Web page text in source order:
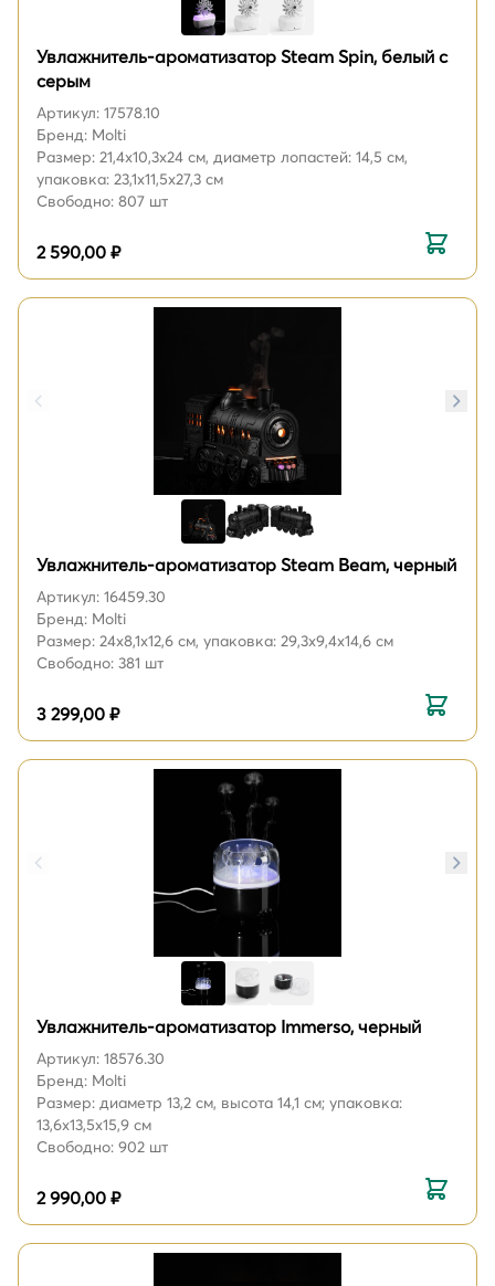
Увлажнитель-ароматизатор Steam Spin, белый с
серым
Артикул: 17578.10
Бренд: Molti
Размер: 21,4x10,3x24 см, диаметр лопастей: 14,5 см,
упаковка: 23,1x11,5x27,3 см
Свободно: 807 шт
2 590,00 ₽
Увлажнитель-ароматизатор Steam Beam, черный
Артикул: 16459.30
Бренд: Molti
Размер: 24x8,1x12,6 см, упаковка: 29,3x9,4x14,6 см
Свободно: 381 шт
3 299,00 ₽
Увлажнитель-ароматизатор Immerso, черный
Артикул: 18576.30
Бренд: Molti
Размер: диаметр 13,2 см, высота 14,1 см; упаковка:
13,6x13,5x15,9 см
Свободно: 902 шт
2 990,00 ₽